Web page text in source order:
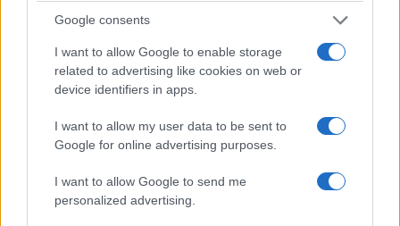
Google consents
I want to allow Google to enable storage
related to advertising like cookies on web or
device identifiers in apps.
I want to allow my user data to be sent to
Google for online advertising purposes.
I want to allow Google to send me
personalized advertising.
κόστισε τη ζωή μητέρας και γιου – Η στιγμή της
7/08/2026 - 12:59μμ